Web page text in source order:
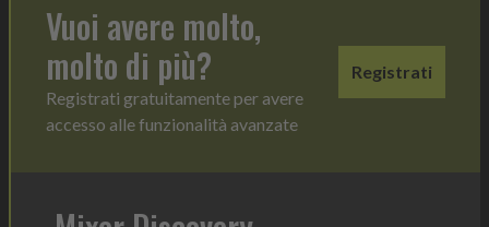
Vuoi avere molto,
molto di più?
Registrati gratuitamente per avere
accesso alle funzionalità avanzate
Registrati